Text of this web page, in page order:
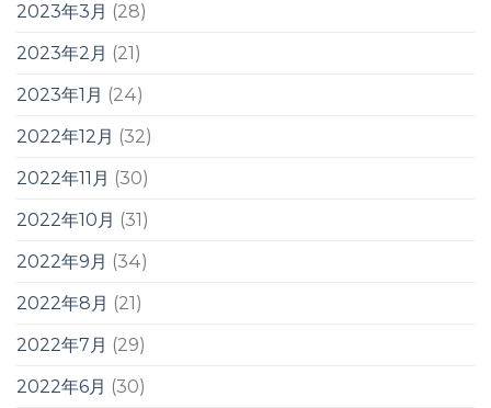
2023年3月 (28)
2023年2月 (21)
2023年1月 (24)
2022年12月 (32)
2022年11月 (30)
2022年10月 (31)
2022年9月 (34)
2022年8月 (21)
2022年7月 (29)
2022年6月 (30)